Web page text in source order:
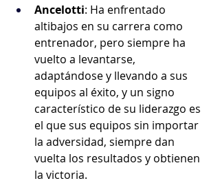
Ancelotti: Ha enfrentado
altibajos en su carrera como
entrenador, pero siempre ha
vuelto a levantarse,
adaptándose y llevando a sus
equipos al éxito, y un signo
característico de su liderazgo es
el que sus equipos sin importar
la adversidad, siempre dan
vuelta los resultados y obtienen
la victoria.